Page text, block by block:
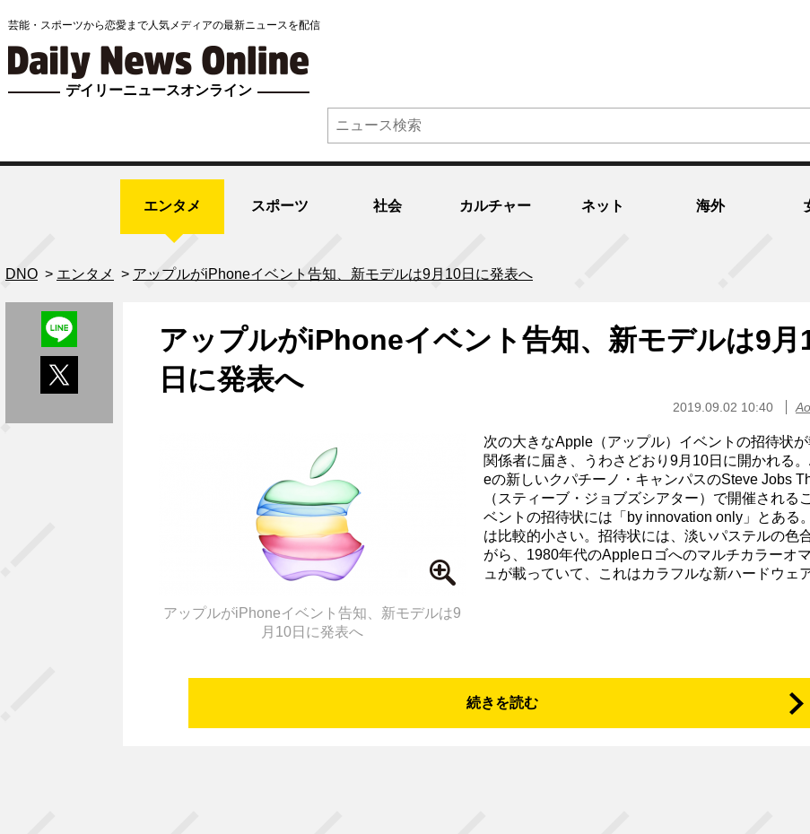
芸能・スポーツから恋愛まで人気メディアの最新ニュースを配信
デイリーニュースオンライン
エンタメ スポーツ 社会 カルチャー ネット 海外
DNO > エンタメ > アップルがiPhoneイベント告知、新モデルは9月10日に発表へ
アップルがiPhoneイベント告知、新モデルは9月
日に発表へ
2019.09.02 10:40
アップルがiPhoneイベント告知、新モデルは9
月10日に発表へ
次の大きなApple（アップル）イベントの招待状
関係者に届き、うわさどおり9月10日に開かれる。
eの新しいクパチーノ・キャンパスのSteve Jobs
（スティーブ・ジョブズシアター）で開催される
ベントの招待状には「by innovation only」とある
は比較的小さい。招待状には、淡いパステルの色
がら、1980年代のAppleロゴへのマルチカラーオ
ュが載っていて、これはカラフルな新ハードウェ
続きを読む